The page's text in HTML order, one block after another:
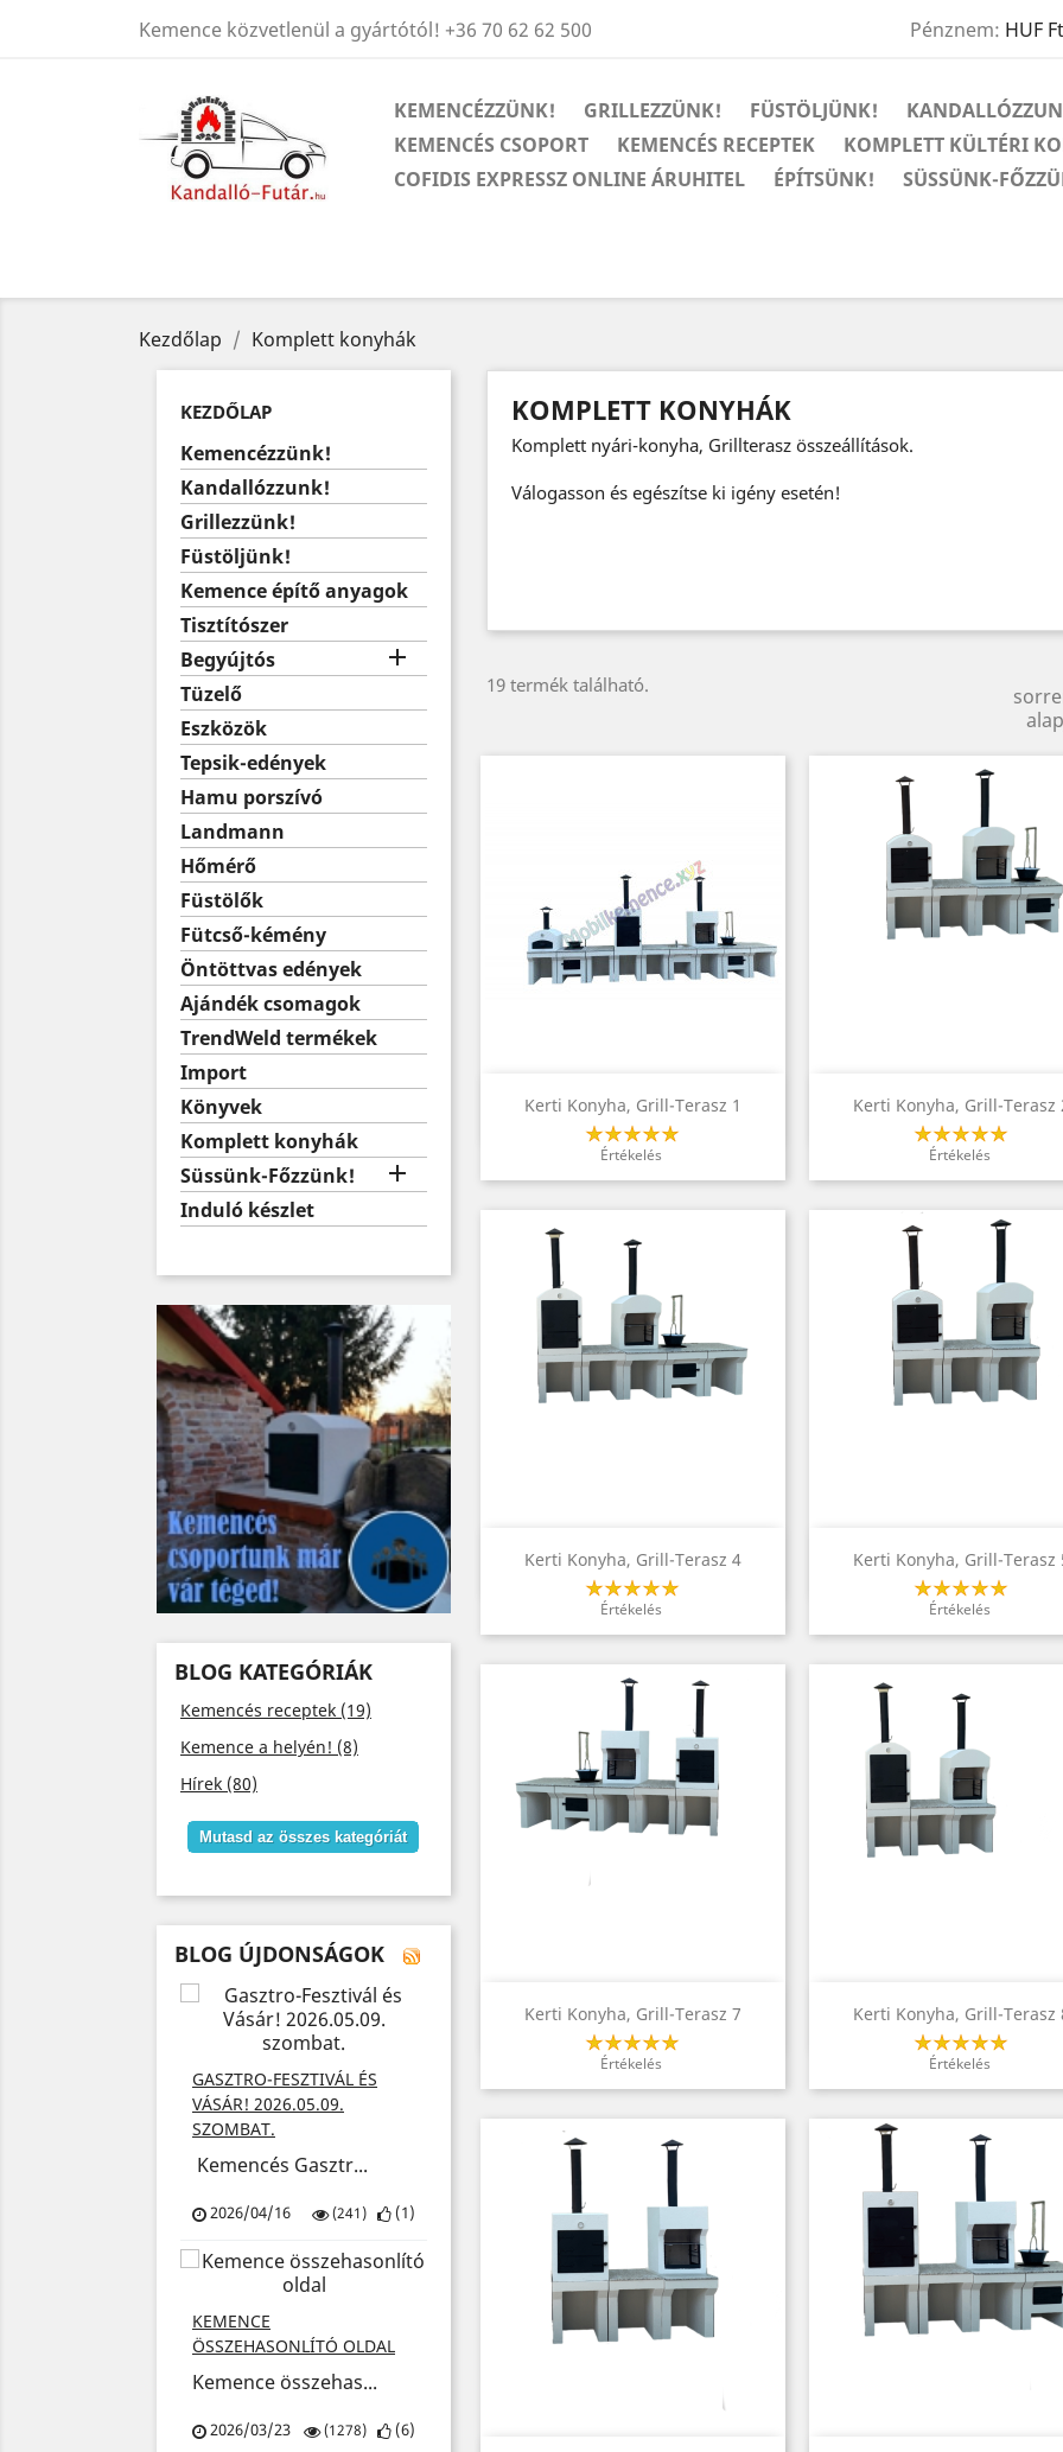
Kemence közvetlenül a gyártótól! +36 70 62 62 500 Pénznem: HUF Ft
KEMENCÉZZÜNK! GRILLEZZÜNK! FÜSTÖLJÜNK!
KEMENCÉS CSOPORT
KEMENCÉS RECEPTEK
KOMPLETT KÜLTÉRI
COFIDIS EXPRESSZ ONLINE ÁRUHITEL
ÉPÍTSÜNK! SÜSSÜNK-
Kezdőlap Komplett konyhák
KEZDŐLAP
Kemencézzünk!
Kandallózzunk!
Grillezzünk!
Füstöljünk!
Kemence építő anyagok
Tisztítószer
Begyújtós

Tüzelő
Eszközök
Tepsik-edények
Hamu porszívó
Landmann
Hőmérő
Füstölők
Fütcső-kémény
Öntöttvas edények
Ajándék csomagok
TrendWeld termékek
Import
Könyvek
Komplett konyhák
Süssünk-Főzzünk!

Induló készlet
BLOG KATEGÓRIÁK
Kemencés receptek (19)
Kemence a helyén! (8)
Hírek (80)
Mutasd az összes kategóriát
BLOG ÚJDONSÁGOK
GASZTRO-FESZTIVÁL ÉS
VÁSÁR! 2026.05.09.
SZOMBAT.
Kemencés Gasztr...
2026/04/16 (241) (1)
KEMENCE
ÖSSZEHASONLÍTÓ OLDAL
Kemence összehas...
2026/03/23 (1278) (6)
AJÁNDÉK UTALVÁNYOK,
Add meg neki a lehe...
KARÁCSONY ELŐTTI
SZÁLLÍTÁSI IDŐPONTOK!
Kedves Érdeklőd...
KARÁCSONYI AKCIÓ INDUL!
2025/11/08
( 5
IDÉN KORÁBBAN INDUL A
KARÁCSONYI AKCIÓ!
MIÉRT? EZT JOBB, HA TE IS
A
2025/
KOMPLETT KONYHÁK
Komplett nyári-konyha, Grillterasz összeállítások.
Válogasson és egészítse ki igény esetén!
19 termék található.
Kerti Konyha, Grill-Terasz 1
Értékelés
Előnézet Kerti Konyha, Grill-Terasz
Értékelés
Előnézet
Kerti Konyha, Grill-Terasz 4
Értékelés
Előnézet Kerti Konyha, Grill-Terasz
Értékelés
Előnézet
Kerti Konyha, Grill-Terasz 7
Értékelés
Előnézet Kerti Konyha, Grill-Terasz
Értékelés
Előnézet